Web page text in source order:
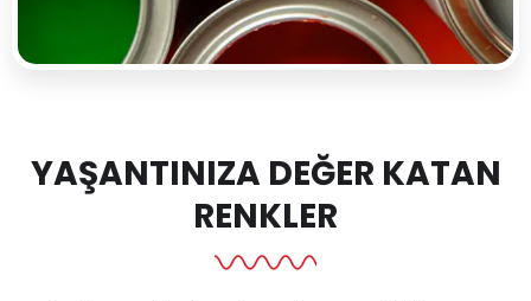
YAŞANTINIZA DEĞER KATAN
RENKLER